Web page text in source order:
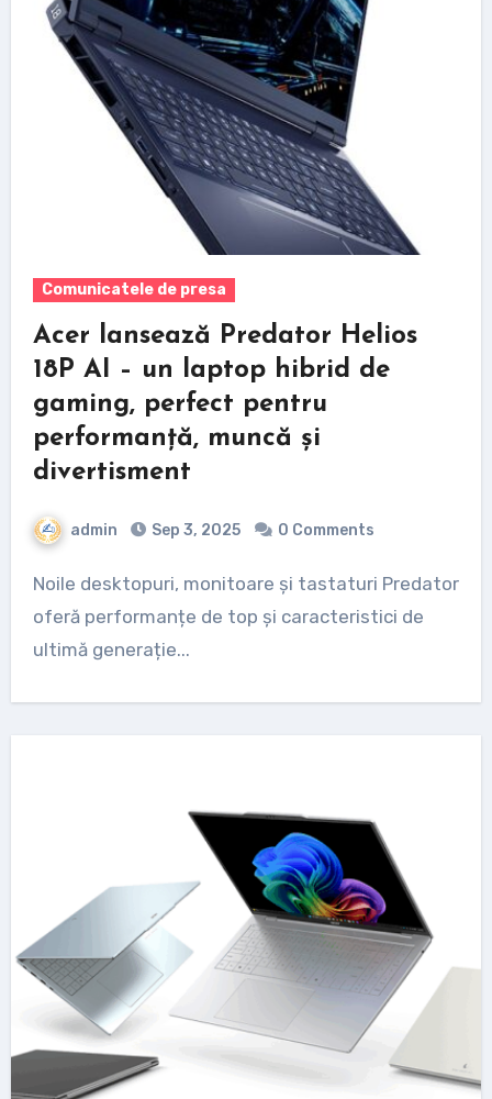
Comunicatele de presa
Acer lansează Predator Helios
18P AI – un laptop hibrid de
gaming, perfect pentru
performanță, muncă și
divertisment
admin Sep 3, 2025 0 Comments
Noile desktopuri, monitoare și tastaturi Predator
oferă performanțe de top și caracteristici de
ultimă generație...